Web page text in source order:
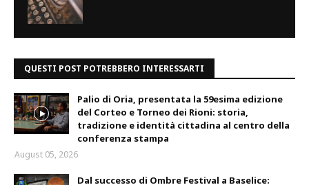
QUESTI POST POTREBBERO INTERESSARTI
Palio di Oria, presentata la 59esima edizione
del Corteo e Torneo dei Rioni: storia,
tradizione e identità cittadina al centro della
conferenza stampa
August 05, 2026
Dal successo di Ombre Festival a Baselice: